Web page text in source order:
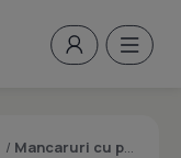
/ Mancaruri cu peste